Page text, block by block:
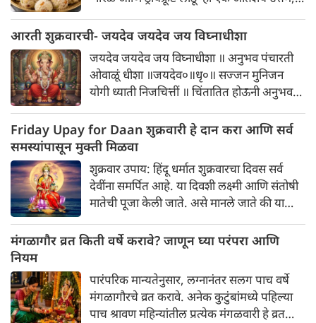
अगदी सोपे आहेत आणि यामध्ये साखरेऐवजी गूळ
किंवा खजूर वापरल्यास हे आरोग्यदायी बनतात.
आरती शुक्रवारची- जयदेव जयदेव जय विघ्नाधीशा
जयदेव जयदेव जय विघ्नाधीशा ॥ अनुभव पंचारती
ओवाळूं धीशा ॥जयदेव०॥धृ०॥ सज्जन मुनिजन
योगी ध्याती निजचित्तीं ॥ चिंतातित होऊनी अनुभव
व्यक्ताव्यक्तरुपीं जय ब्रह्ममूर्तिं ॥जयदेव० ॥१॥ सृष्टी
माजि लोक बोलती गौरीज ॥ पाहतां केवळ ब्रह्म
अवतरलें सहज ॥
Friday Upay for Daan शुक्रवारी हे दान करा आणि सर्व
समस्यांपासून मुक्ती मिळवा
शुक्रवार उपाय: हिंदू धर्मात शुक्रवारचा दिवस सर्व
देवींना समर्पित आहे. या दिवशी लक्ष्मी आणि संतोषी
मातेची पूजा केली जाते. असे मानले जाते की या
जीवनात सुख-समृद्धी येते. शुक्रवारी दान वगैरेचेही
मंगळागौर व्रत किती वर्षे करावे? जाणून घ्या परंपरा आणि
नियम
पारंपरिक मान्यतेनुसार, लग्नानंतर सलग पाच वर्षे
मंगळागौरचे व्रत करावे. अनेक कुटुंबांमध्ये पहिल्या
पाच श्रावण महिन्यांतील प्रत्येक मंगळवारी हे व्रत